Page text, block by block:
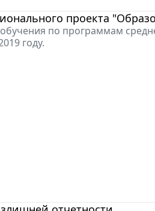
проекта
по программам
году.